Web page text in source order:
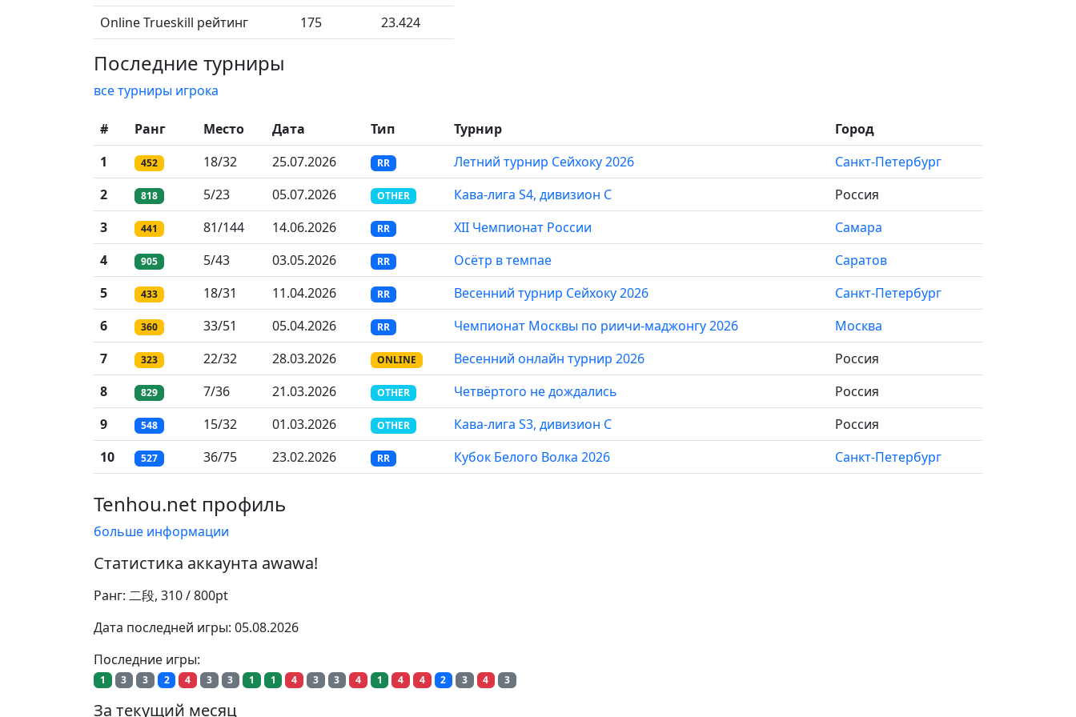
Online Trueskill рейтинг
175 23.424
Последние турниры
все турниры игрока
# Ранг Место Дата Тип Турнир
Город
1
452 18/32 25.07.2026 RR Летний турнир Сейхоку 2026
Санкт-Петербург
2
818 5/23 05.07.2026 OTHER Кава-лига S4, дивизион C
Россия
3
441 81/144 14.06.2026 RR XII Чемпионат России
Самара
4
905 5/43 03.05.2026 RR Осётр в темпае
Саратов
5
433 18/31 11.04.2026 RR Весенний турнир Сейхоку 2026
Санкт-Петербург
6
360 33/51 05.04.2026 RR Чемпионат Москвы по риичи-маджонгу 2026
Москва
7
323 22/32 28.03.2026 ONLINE Весенний онлайн турнир 2026
Россия
8
829 7/36 21.03.2026 OTHER Четвёртого не дождались
Россия
9
548 15/32 01.03.2026 OTHER Кава-лига S3, дивизион C
Россия
10
527 36/75 23.02.2026 RR Кубок Белого Волка 2026 Санкт-Петербург
Tenhou.net профиль
больше информации
Статистика аккаунта awawa!
Ранг: 二段, 310 / 800pt
Дата последней игры: 05.08.2026
Последние игры:
1 3 3 2 4 3 3 1 1 4 3 3 4 1 4 4 2 3 4 3
За текущий месяц